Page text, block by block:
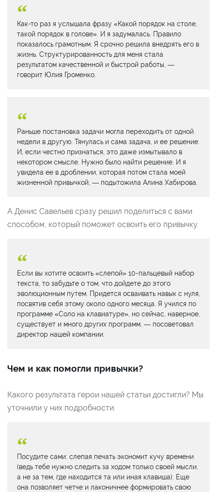
Как-то раз я услышала фразу «Какой порядок на столе,
такой порядок в голове». И я задумалась. Правило
показалось грамотным. Я срочно решила внедрять его в
жизнь. Структурированность для меня стала
результатом качественной и быстрой работы, —
говорит Юлия Громенко.
Раньше постановка задачи могла переходить от одной
недели в другую. Тянулась и сама задача, и ее решение.
И, если честно признаться, это даже измытывало в
некотором смысле. Нужно было найти решение. И я
увидела ее в дроблении, которая потом стала моей
жизненной привычкой, — подытожила Алина Хабирова.
А Денис Савельев сразу решил поделиться с вами
способом, который поможет освоить его привычку.
Если вы хотите освоить «слепой» 10-пальцевый набор
текста, то забудьте о том, что дойдете до этого
эволюционным путем. Придется осваивать навык с нуля,
посвятив себя этому около одного месяца. Я учился по
программе «Соло на клавиатуре», но сейчас, наверное,
существует и много других программ, — посоветовал
директор нашей компании.
Чем и как помогли привычки?
Какого результата герои нашей статьи достигли? Мы
уточнили у них подробности.
Посудите сами: слепая печать экономит кучу времени
(ведь тебе нужно следить за ходом только своей мысли,
а не за тем, где находится та или иная клавиша). Еще
она позволяет четче и лаконичнее формировать свою